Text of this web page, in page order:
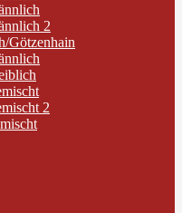
2
Götzenhain
2